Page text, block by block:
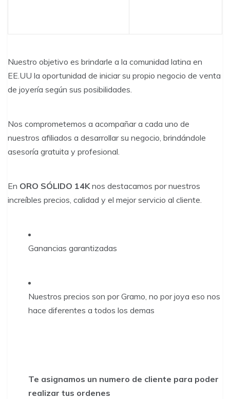
Nuestro objetivo es brindarle a la comunidad latina en
EE.UU la oportunidad de iniciar su propio negocio de venta
de joyería según sus posibilidades.
Nos comprometemos a acompañar a cada uno de
nuestros afiliados a desarrollar su negocio, brindándole
asesoría gratuita y profesional.
En ORO SÓLIDO 14Knos destacamos por nuestros
increíbles precios, calidad y el mejor servicio al cliente.
Ganancias garantizadas
Nuestros precios son por Gramo, no por joya eso nos
hace diferentes a todos los demas
Te asignamos un numero de cliente para poder
realizar tus ordenes